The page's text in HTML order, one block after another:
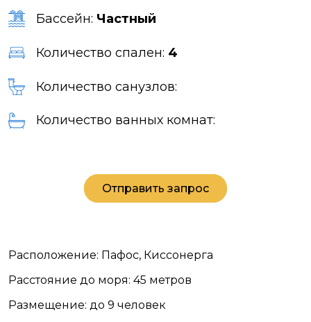
Бассейн: Частный
Количество спален: 4
Количество санузлов:
Количество ванных комнат:
Отправить запрос
Расположение: Пафос, Киссонерга
Расстояние до моря: 45 метров
Размещение: до 9 человек